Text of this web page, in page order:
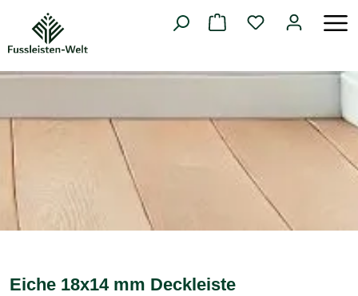
springen
Eiche 18x14 mm Deckleiste